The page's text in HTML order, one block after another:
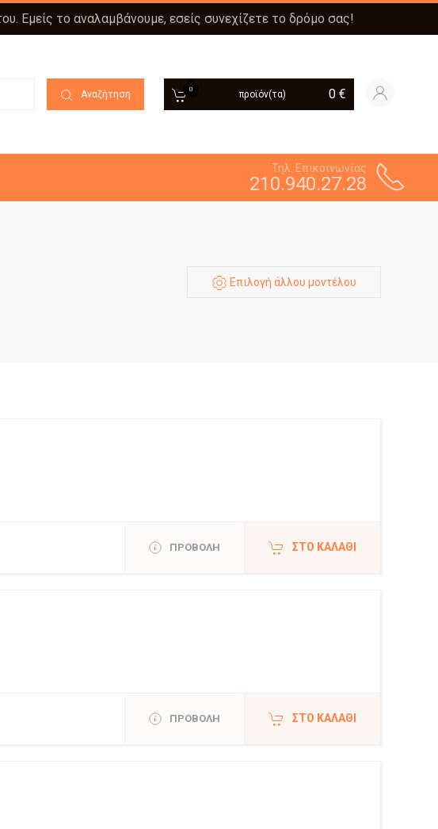
Εμείς το αναλαμβάνουμε, εσείς συνεχίζετε το δρόμο σας!
Αναζήτηση 0 προϊόν(τα) 0 €
Τηλ. Επικοινωνίας
210.940.27.28
Επιλογή άλλου μοντέλου
ΠΡΟΒΟΛΗ ΣΤΟ ΚΑΛΆΘΙ
ΠΡΟΒΟΛΗ ΣΤΟ ΚΑΛΆΘΙ